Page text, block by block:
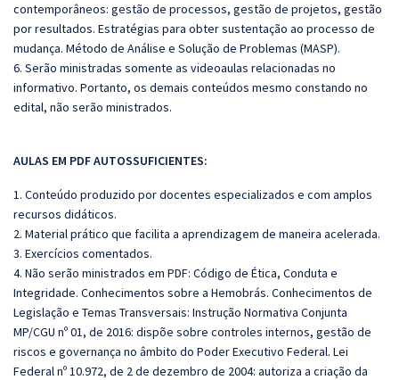
contemporâneos: gestão de processos, gestão de projetos, gestão
por resultados. Estratégias para obter sustentação ao processo de
mudança. Método de Análise e Solução de Problemas (MASP).
6. Serão ministradas somente as videoaulas relacionadas no
informativo. Portanto, os demais conteúdos mesmo constando no
edital, não serão ministrados.
AULAS EM PDF AUTOSSUFICIENTES:
1. Conteúdo produzido por docentes especializados e com amplos
recursos didáticos.
2. Material prático que facilita a aprendizagem de maneira acelerada.
3. Exercícios comentados.
4. Não serão ministrados em PDF: Código de Ética, Conduta e
Integridade. Conhecimentos sobre a Hemobrás. Conhecimentos de
Legislação e Temas Transversais: Instrução Normativa Conjunta
MP/CGU nº 01, de 2016: dispõe sobre controles internos, gestão de
riscos e governança no âmbito do Poder Executivo Federal. Lei
Federal nº 10.972, de 2 de dezembro de 2004: autoriza a criação da